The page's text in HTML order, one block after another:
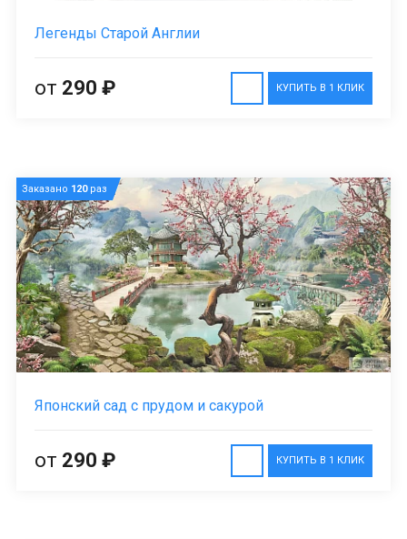
Легенды Старой Англии
КУПИТЬ В 1 КЛИК
от 290 ₽
Заказано 120раз
Японский сад с прудом и сакурой
КУПИТЬ В 1 КЛИК
от 290 ₽